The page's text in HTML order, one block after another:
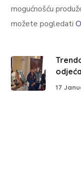
mogućnošću
možete pogledati
17